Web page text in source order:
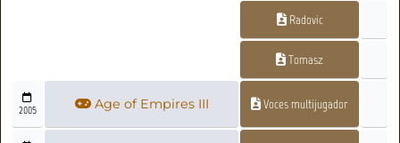
Radovic
Tomasz
2005 Age of Empires III Voces multijugador